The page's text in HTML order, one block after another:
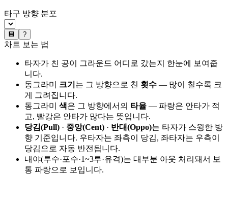
타구 방향 분포
💾 ?
차트 보는 법
타자가 친 공이 그라운드 어디로 갔는지 한눈에 보여줍
니다.
동그라미 크기 는 그 방향으로 친 횟수 — 많이 칠수록 크
게 그려집니다.
동그라미 색은 그 방향에서의 타율 — 파랑은 안타가 적
고, 빨강은 안타가 많다는 뜻입니다.
당김(Pull) · 중앙(Cent) · 반대(Oppo)는 타자가 스윙한 방
향 기준입니다. 우타자는 좌측이 당김, 좌타자는 우측이
당김으로 자동 반전됩니다.
내야(투수·포수·1~3루·유격)는 대부분 아웃 처리돼서 보
통 파랑으로 보입니다.